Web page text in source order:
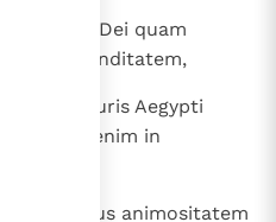
populo Dei quam
iucunditatem,
thesauris Aegypti
enim in
non veritus animositatem